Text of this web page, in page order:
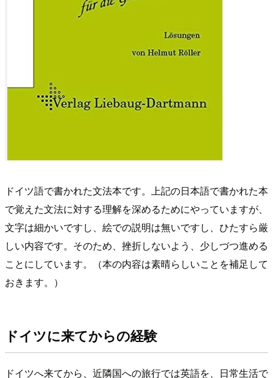
ドイツ語で書かれた文法本です。上記の日本語で書かれた本
で覚えた文法に対する理解を深めるためにやっていますが、
文字は細かいですし、絵での説明は無いですし、ひたすら厳
しい内容です。そのため、挫折しないよう、少しづつ進める
ことにしています。（本の内容は素晴らしいことを補足して
おきます。）
ドイツに来てからの経験
ドイツへ来てから、近隣国への旅行では英語を、日常生活で